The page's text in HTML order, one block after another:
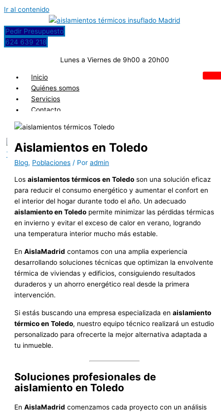
Ir al contenido
Pedir Presupuesto
624 639 218
Lunes a Viernes de 9h00 a 20h00
Inicio
Quiénes somos
Servicios
Contacto
X
Aislamientos en Toledo
Blog, Poblaciones / Poradmin
Losaislamientos térmicos en Toledo son una solución eficaz
para reducir el consumo energético y aumentar el confort en
el interior del hogar durante todo el año. Un adecuado
aislamiento en Toledo permite minimizar las pérdidas térmicas
en invierno y evitar el exceso de calor en verano, logrando
una temperatura interior mucho más estable.
EnAislaMadrid contamos con una amplia experiencia
desarrollando soluciones técnicas que optimizan la envolvente
térmica de viviendas y edificios, consiguiendo resultados
duraderos y un ahorro energético real desde la primera
intervención.
Si estás buscando una empresa especializada enaislamiento
térmico en Toledo, nuestro equipo técnico realizará un estudio
personalizado para ofrecerte la mejor alternativa adaptada a
tu inmueble.
Soluciones profesionales de
aislamiento en Toledo
EnAislaMadrid comenzamos cada proyecto con un análisis